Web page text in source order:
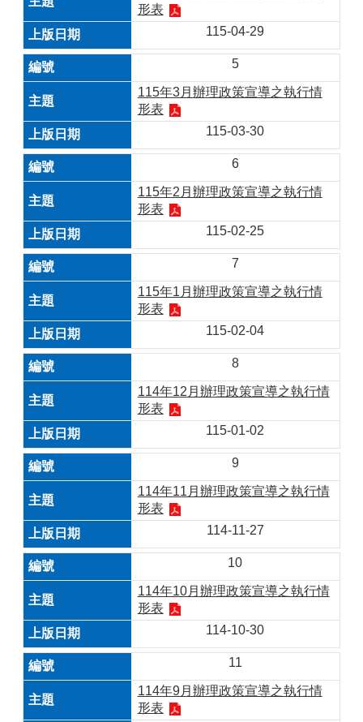
形表
115-04-29
5
115年3月辦理政策宣導之執行情
形表
115-03-30
6
115年2月辦理政策宣導之執行情
形表
115-02-25
7
115年1月辦理政策宣導之執行情
形表
115-02-04
8
114年12月辦理政策宣導之執行情
形表
115-01-02
9
114年11月辦理政策宣導之執行情
形表
114-11-27
10
114年10月辦理政策宣導之執行情
形表
114-10-30
11
114年9月辦理政策宣導之執行情
形表